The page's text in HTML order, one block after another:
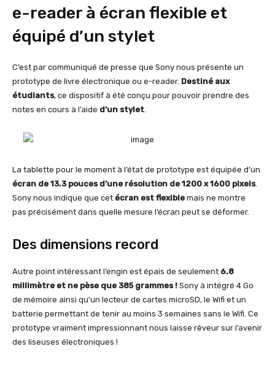
e-reader à écran flexible et
équipé d’un stylet
C’est par communiqué de presse que Sony nous présente un
prototype de livre électronique ou e-reader. Destiné aux
étudiants, ce dispositif à été conçu pour pouvoir prendre des
notes en cours à l’aide d’un stylet.
La tablette pour le moment à l’état de prototype est équipée d’un
écran de 13.3 pouces d’une résolution de 1200 x 1600 pixels.
Sony nous indique que cet écran est flexible mais ne montre
pas précisément dans quelle mesure l’écran peut se déformer.
Des dimensions record
Autre point intéressant l’engin est épais de seulement 6.8
millimètre et ne pèse que 385 grammes ! Sony à intégré 4 Go
de mémoire ainsi qu’un lecteur de cartes microSD, le Wifi et un
batterie permettant de tenir au moins 3 semaines sans le Wifi. Ce
prototype vraiment impressionnant nous laisse rêveur sur l’avenir
des liseuses électroniques !